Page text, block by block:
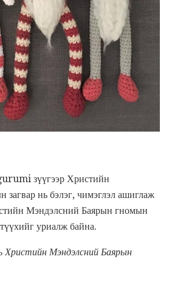
зүүгээр Христийн
загвар нь бэлэг, чимэглэл ашиглаж
Мэндэлсний Баярын гномын
уриалж байна.
Мэндэлсний Баярын